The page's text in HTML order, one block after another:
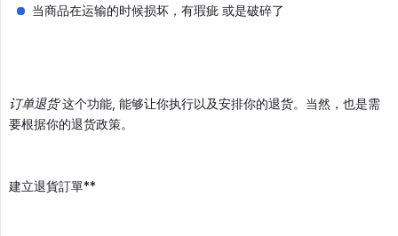
当商品在运输的时候损坏，有瑕疵 或是破碎了
订单退货这个功能, 能够让你执行以及安排你的退货。当然，也是需
要根据你的退货政策。
建立退貨訂單**